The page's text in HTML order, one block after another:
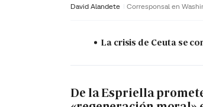
David Alandete Corresponsal en
La crisis de Ceuta se
De la Espriella